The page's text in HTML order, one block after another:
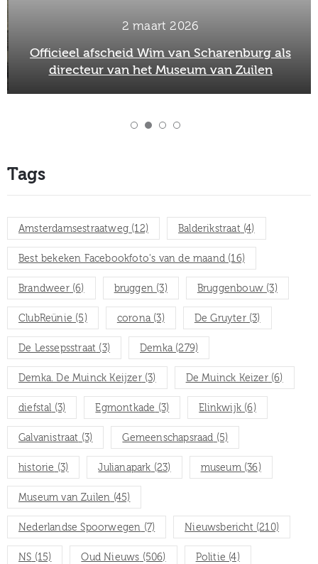
2 maart 2026
Officieel afscheid Wim van Scharenburg als
directeur van het Museum van Zuilen
Tags
Amsterdamsestraatweg (12) Balderikstraat(4)
Best bekeken Facebookfoto's van de maand (16)
Brandweer(6) bruggen (3) Bruggenbouw (3)
ClubReünie (5) corona (3) De Gruyter(3)
De Lessepsstraat (3) Demka (279)
Demka. De Muinck Keijzer(3) De Muinck Keizer(6)
diefstal (3) Egmontkade (3) Elinkwijk (6)
Galvanistraat (3) Gemeenschapsraad (5)
historie (3) Julianapark (23) museum(36)
Museum van Zuilen (45)
Nederlandse Spoorwegen (7) Nieuwsbericht(210)
NS (15) Oud Nieuws (506) Politie (4)